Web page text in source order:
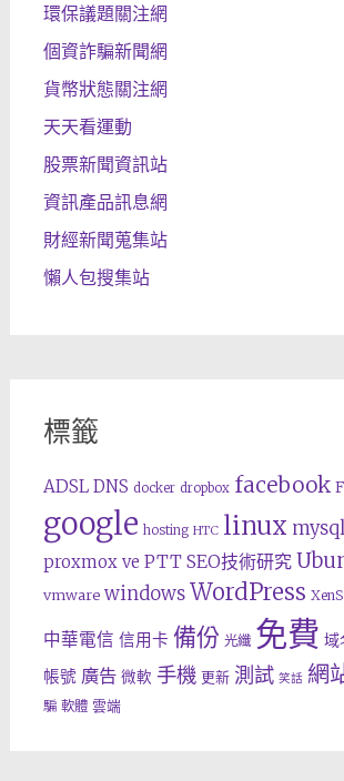
環保議題關注網
個資詐騙新聞網
貨幣狀態關注網
天天看運動
股票新聞資訊站
資訊產品訊息網
財經新聞蒐集站
懶人包搜集站
標籤
ADSL DNS docker dropbox facebook
google hosting HTC linux mysql
proxmox ve PTT SEO技術研究
vmware windows WordPress
中華電信 信用卡 備份 光纖 免費 域
帳號 廣告 微軟 手機 更新 測試 笑話 網
騙 軟體 雲端